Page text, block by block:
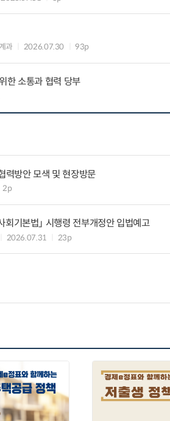
과 2026.07.30 93p
한 소통과 협력 당부
력방안 모색 및 현장방문
2p
기본법」 시행령 전부개정안 입법예고
2026.07.31 23p